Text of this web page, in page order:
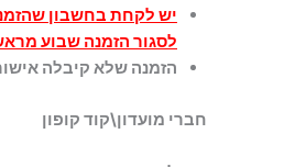
יש לקחת בחשבון
לסגור הזמנה שבוע
הזמנה שלא קיבלה
חברי מועדון\קוד קופון